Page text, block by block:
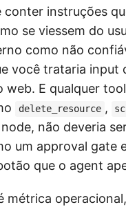
conter instruções
se viessem do
como não
você trataria input
web. E qualquer
delete_resource ,
não deveria
um approval gate
que o agent
métrica